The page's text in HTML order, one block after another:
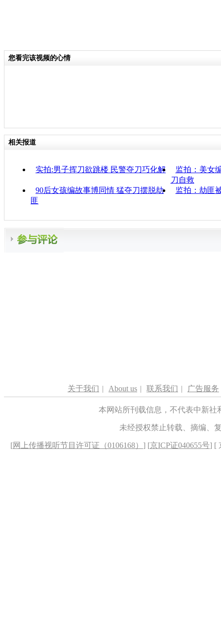
您看完该视频的心情
相关报道
实拍:男子挥刀欲跳楼 民警夺刀巧化解
监拍：美女
刀自救
90后女孩编故事博同情 猛夺刀摆脱劫
匪
监拍：劫匪
关于我们 | About us | 联系我们 | 广告服务
本网站所刊载信息，不代表中新
未经授权禁止转载、摘编、
[网上传播视听节目许可证（0106168） ] [京ICP证040655号] [